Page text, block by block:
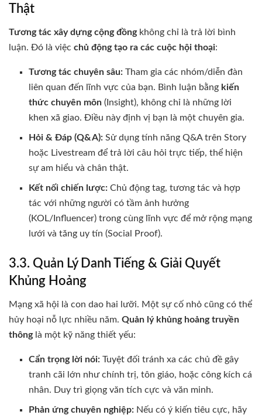
Thật
Tương tác xây dựng cộng đồngkhông chỉ là trả lời bình
luận. Đó là việc chủ động tạo ra các cuộc hội thoại:
Tương tác chuyên sâu: Tham gia các nhóm/diễn đàn
liên quan đến lĩnh vực của bạn. Bình luận bằng kiến
thức chuyên môn (Insight), không chỉ là những lời
khen xã giao. Điều này định vị bạn là một chuyên gia.
Hỏi & Đáp (Q&A): Sử dụng tính năng Q&A trên Story
hoặc Livestream để trả lời câu hỏi trực tiếp, thể hiện
sự am hiểu và chân thật.
Kết nối chiến lược: Chủ động tag, tương tác và hợp
tác với những người có tầm ảnh hưởng
(KOL/Influencer) trong cùng lĩnh vực để mở rộng mạng
lưới và tăng uy tín (Social Proof).
3.3. Quản Lý Danh Tiếng & Giải Quyết
Khủng Hoảng
Mạng xã hội là con dao hai lưỡi. Một sự cố nhỏ cũng có thể
hủy hoại nỗ lực nhiều năm. Quản lý khủng hoảng truyền
thônglà một kỹ năng thiết yếu:
Cẩn trọng lời nói: Tuyệt đối tránh xa các chủ đề gây
tranh cãi lớn như chính trị, tôn giáo, hoặc công kích cá
nhân. Duy trì giọng văn tích cực và văn minh.
Phản ứng chuyên nghiệp: Nếu có ý kiến tiêu cực, hãy